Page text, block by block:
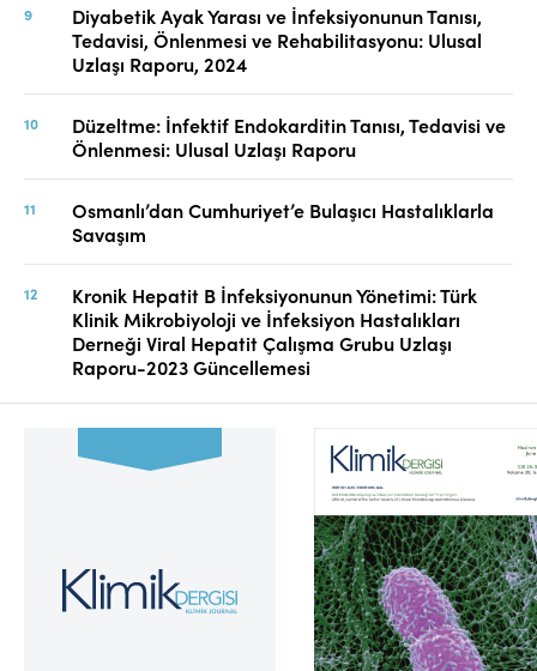
Diyabetik Ayak Yarası ve İnfeksiyonunun Tanısı,
Tedavisi, Önlenmesi ve Rehabilitasyonu: Ulusal
Uzlaşı Raporu, 2024
Düzeltme: İnfektif Endokarditin Tanısı, Tedavisi ve
Önlenmesi: Ulusal Uzlaşı Raporu
Osmanlı’dan Cumhuriyet’e Bulaşıcı Hastalıklarla
Savaşım
Kronik Hepatit B İnfeksiyonunun Yönetimi: Türk
Klinik Mikrobiyoloji ve İnfeksiyon Hastalıkları
Derneği Viral Hepatit Çalışma Grubu Uzlaşı
Raporu-2023 Güncellemesi